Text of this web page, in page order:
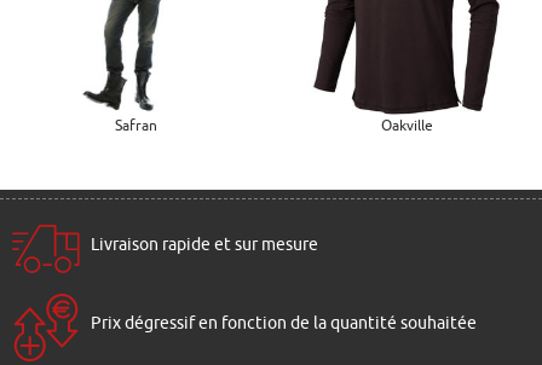
Safran Oakville
Livraison rapide et sur mesure
Prix dégressif en fonction de la quantité souhaitée